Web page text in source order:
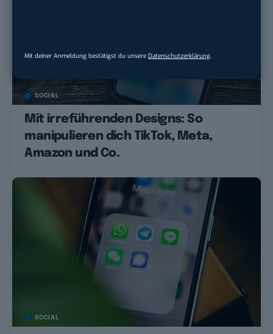
Mit deiner Anmeldung bestätigst du unsere Datenschutzerklärung
SOCIAL
Mit irreführenden Designs: So
manipulieren dich TikTok, Meta,
Amazon und Co.
SOCIAL